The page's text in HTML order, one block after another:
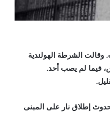
وقالت الشرطة الهولندية
فيما لم يصب أحد.
إطلاق نار على المبنى